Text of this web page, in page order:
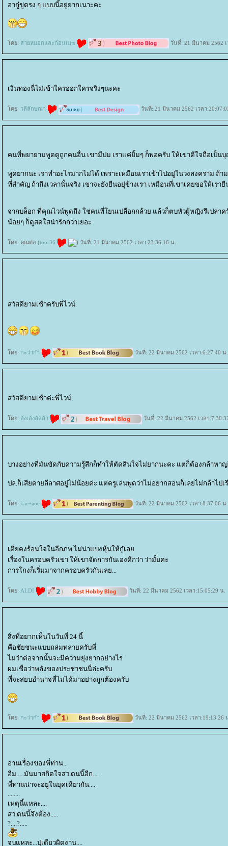
อากู๋ขู่ตรง ๆ แบบนี้อยู่ยากเนาะคะ
ดย: สายหมอกและก้อนเมฆ วันที่: 21 มีนาคม 2562
เงินทองนี่ไม่เข้าใครออกใครจริงๆนะคะ
ดย: วลีลักษณา วันที่: 21 มีนาคม 2562 เวลา
คนที่พยายามพูดดูถูกคนอื่น เขามีปม เราแค่ยิ้มๆ ก็พอครับ ให้เขาดีใจถือเป็น
พูดยากนะ เราทำอะไรมากไม่ได้ เพราะเหมือนเราเข้าไปอยู่ในวงสงคราม
ที่สำคัญ ถ้าถึงเวลานั้นจริง เขาจะยังยืนอยุ่ข้างเรา เหมือนที่เขาเคยขอให้เรา
จากบล็อก ที่คุณไวน์พูดถึง ใช่คนที่โยนเปลือกกล้วย แล้วก็ตบหัวผู้หญิงรึเปล่า
น้อยๆ ก็ดูสดใสน่ารักกว่าเยอะ
ดย: คุณต่อ (toor36 ) วันที่: 21 มีนาคม 2562 เวลา:23:36:16 น.
สวัสดียามเช้าครับพี่ไวน์
ดย: กะว่าก๋า วันที่: 22 มีนาคม 2562 เวลา:6:27:40 น.
สวัสดียามเช้าค่ะพี่ไวน์
ดย: ล้งเล้งลัลล้า วันที่: 22 มีนาคม 2562 เวลา
บางอย่างที่มันขัดกับความรู้สึกก็ทำให้ตัดสินใจไม่ยากนะคะ แต่ก็ต้องกล้าหาญ
ปล.ก็เสียดายลีลาศอยู่ไม่น้อยค่ะ แต่ครูเล่นพูดว่าไม่อยากสอนก็เลยไม่กล้าไปเ
ดย: kae+aoe วันที่: 22 มีนาคม 2562 เวลา:8:37:06 น.
เตี่ยคงร้อนใจในอีกภพ ไม่น่าแบ่งหุ้นให้กู๋เล
เรื่องในครอบครัวเขา ให้เขาจัดการกันเองดีกว่า ว่ามั้ยคะ
การโกงก็เริ่มมาจากครอบครัวกันเลย...
ดย: ALDI วันที่: 22 มีนาคม 2562 เวลา:15:05:29 น.
สิ่งที่อยากเห็นในวันที่ 24 นี้
คือชัยชนะแบบถล่มทลายครับพี่
ไม่ว่าต่อจากนั้นจะมีความยุ่งยากอย่างไร
ผมเชื่อว่าพลังของประชาชนนี่ล่ะครับ
ที่จะสยบอำนาจที่ไม่ได้มาอย่างถูกต้องครับ
ดย: กะว่าก๋า วันที่: 22 มีนาคม 2562 เวลา:19:13:26
อ่านเรื่องของพี่ท่าน...
อืม.....มันมาสกิตใจสว.ตนนี้อีก....
พี่ท่านน่าจะอยู่ในยุคเดียวกัน....
........
เหตุนี้แหละ....
สว.ตนนี้จึงต้อง.....
?....?.....
จบแหละ...ปุเดียวผิดงาน....